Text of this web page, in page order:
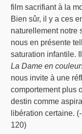
film sacrifiant à la
Bien sûr, il y a ces
naturellement notre
nous en présente
saturation infantile.
La Dame en
nous invite à une
comportement plus
destin comme
libération certaine.
120)